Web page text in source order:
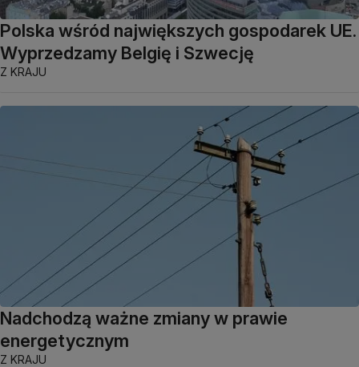
Polska wśród największych gospodarek UE.
Wyprzedzamy Belgię i Szwecję
Z KRAJU
Nadchodzą ważne zmiany w prawie
energetycznym
Z KRAJU